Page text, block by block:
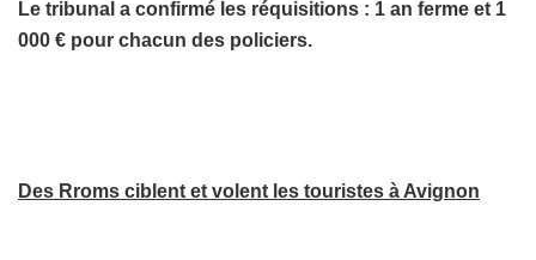
Le tribunal a confirmé les réquisitions : 1 an ferme et 1
000 € pour chacun des policiers.
Des Rroms ciblent et volent les touristes à Avignon